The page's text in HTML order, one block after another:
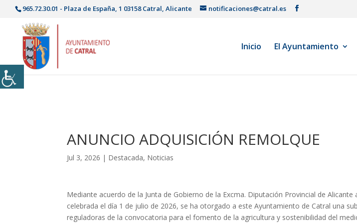
965.72.30.01 - Plaza de España, 1 03158 Catral, Alicante notificaciones@catral.es
Inicio El Ayuntamiento
ANUNCIO ADQUISICIÓN REMOLQUE
Jul 3, 2026 | Destacada, Noticias
Mediante acuerdo de la Junta de Gobierno de la Excma. Diputación Provincial de
celebrada el día 1 de julio de 2026, se ha otorgado a este Ayuntamiento de Catral una
reguladoras de la convocatoria para el fomento de la agricultura y sostenibilidad del